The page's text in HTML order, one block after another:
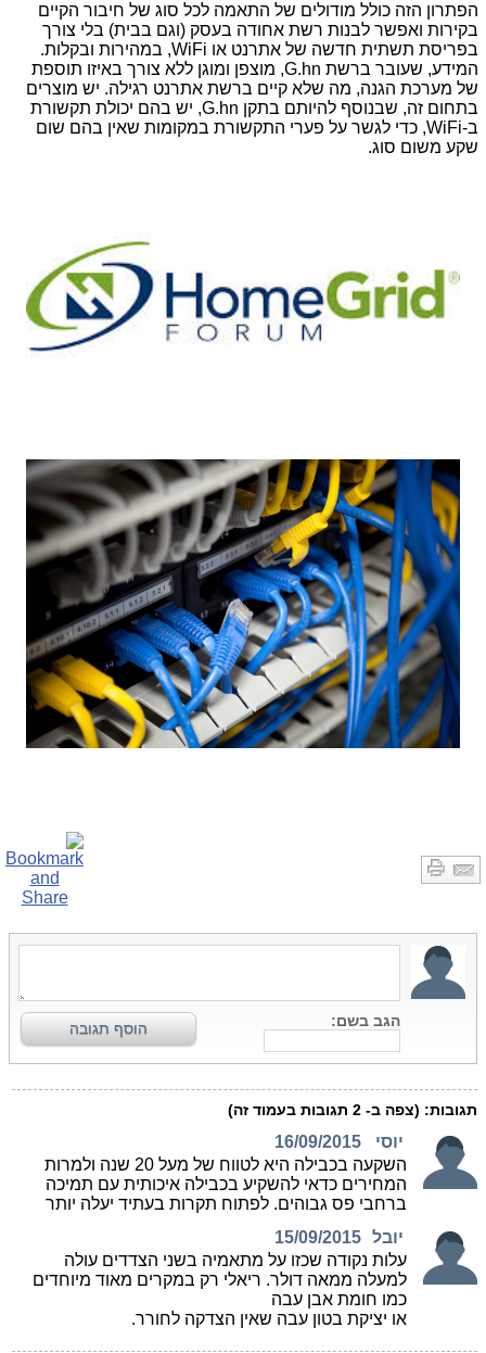
הפתרון הזה כולל מודולים של התאמה לכל סוג של חיבור הקיים
בקירות ואפשר לבנות רשת אחודה בעסק (וגם בבית) בלי צורך
בפריסת תשתית חדשה של אתרנט או WiFi, במהירות ובקלות.
המידע, שעובר ברשת ,G.hn מוצפן ומוגן ללא צורך באיזו תוספת
של מערכת הגנה, מה שלא קיים ברשת אתרנט רגילה. יש מוצרים
בתחום זה, שבנוסף להיותם בתקן G.hn, יש בהם יכולת תקשורת
ב-WiFi, כדי לגשר על פערי התקשורת במקומות שאין בהם שום
שקע משום סוג.